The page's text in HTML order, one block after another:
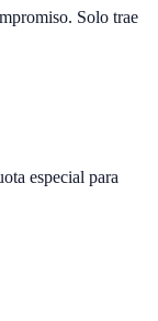
Solo trae
especial para